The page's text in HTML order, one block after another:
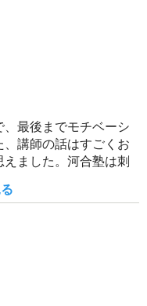
行くことが大事だ。
最後までモチベーシ
、講師の話はすごくお
ました。河合塾は刺